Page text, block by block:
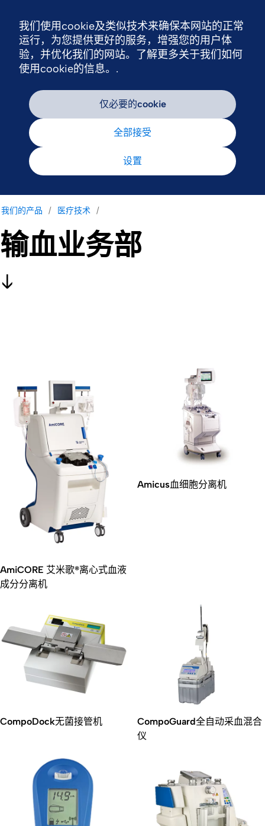
我们的产品 医疗技术
输血业务部
AmiCORE 艾米歌®离心式血液
成分分离机
Amicus血细胞分离机
CompoDock无菌接管机
CompoGuard全自动采血混合
仪
我们使用cookie及类似技术来确保本网站的正常
运行，为您提供更好的服务，增强您的用户体
验，并优化我们的网站。了解更多关于我们如何
使用cookie的信息。.
仅必要的cookie
全部接受
设置